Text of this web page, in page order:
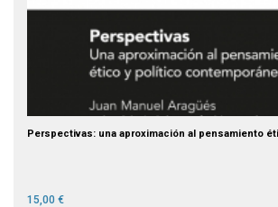
Perspectivas: una aproximación al pensamiento
15,00 €